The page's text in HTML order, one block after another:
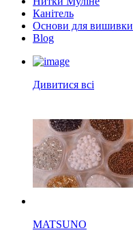
Канітель
Основи для вишивки
Blog
Дивитися всі
MATSUNO